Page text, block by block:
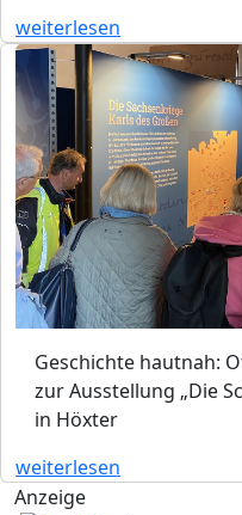
weiterlesen
Geschichte hautnah:
zur Ausstellung „Die
in Höxter
weiterlesen
Anzeige